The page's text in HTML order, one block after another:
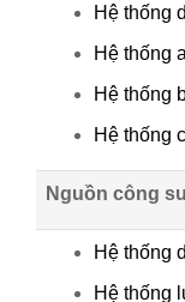
Hệ thống
Hệ thống
Hệ thống
Hệ thống
Nguồn công
Hệ thống
Hệ thống